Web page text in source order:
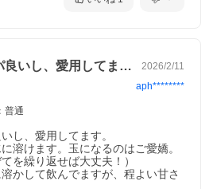
美味しいし、コスパ良いし、愛用してます… 2026/2/11
aph********
： 普通
し、愛用してます。
溶けます。玉になるのはご愛嬌。
を繰り返せば大丈夫！）
かして飲んでますが、程よい甘さ